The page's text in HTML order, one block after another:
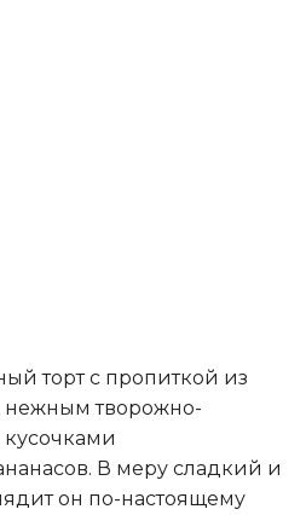
торт с пропиткой из
нежным творожно-
В меру сладкий и
он по-настоящему